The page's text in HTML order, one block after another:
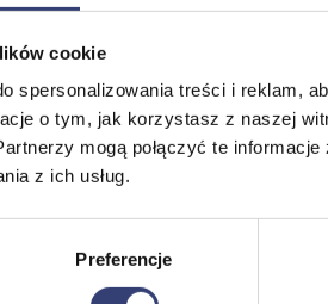
cookie
spersonalizowania treści i reklam,
o tym, jak korzystasz z naszej
mogą połączyć te
z ich usług.
Preferencje